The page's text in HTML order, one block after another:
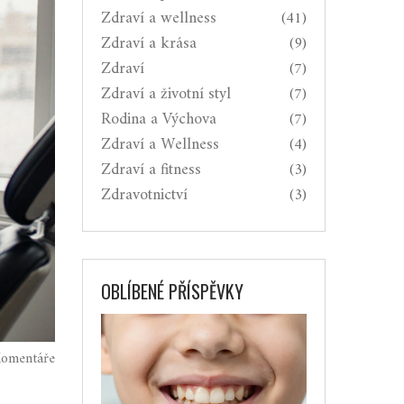
Zdraví a wellness (41)
Zdraví a krása (9)
Zdraví (7)
Zdraví a životní styl (7)
Rodina a Výchova (7)
Zdraví a Wellness (4)
Zdraví a fitness (3)
Zdravotnictví (3)
OBLÍBENÉ PŘÍSPĚVKY